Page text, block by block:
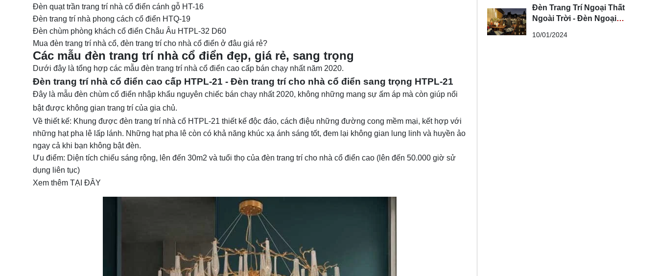
Đèn quạt trần trang trí nhà cổ điển cánh gỗ HT-16
Đèn trang trí nhà phong cách cổ điển HTQ-19
Đèn chùm phòng khách cổ điển Châu Âu HTPL-32 D60
Mua đèn trang trí nhà cổ, đèn trang trí cho nhà cổ điển ở đâu giá rẻ?
Các mẫu đèn trang trí nhà cổ điển đẹp, giá rẻ, sang trọng
Dưới đây là tổng hợp các mẫu đèn trang trí nhà cổ điển cao cấp bán chạy nhất năm 2020.
Đèn trang trí nhà cổ điển cao cấp HTPL-21 - Đèn trang trí cho nhà cổ điển sang trọng HTPL-21
Đây là mẫu đèn chùm cổ điển nhập khẩu nguyên chiếc bán chạy nhất 2020, không những mang sự ấm áp mà còn giúp nổi
bật được không gian trang trí của gia chủ.
Về thiết kế: Khung được đèn trang trí nhà cổ HTPL-21 thiết kế độc đáo, cách điệu những đường cong mềm mại, kết hợp với
những hạt pha lê lấp lánh. Những hạt pha lê còn có khả năng khúc xạ ánh sáng tốt, đem lại không gian lung linh và huyền ảo
ngay cả khi bạn không bật đèn.
Ưu điểm: Diện tích chiếu sáng rộng, lên đến 30m2 và tuổi thọ của đèn trang trí cho nhà cổ điển cao (lên đến 50.000 giờ sử
dụng liên tục)
Xem thêm TẠI ĐÂY
Đèn Trang Trí Ngoại Thất
Ngoài Trời - Đèn Ngoại
10/01/2024